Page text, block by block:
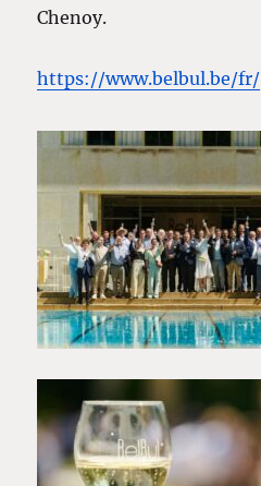
Chenoy.
https://www.belbul.be/fr/